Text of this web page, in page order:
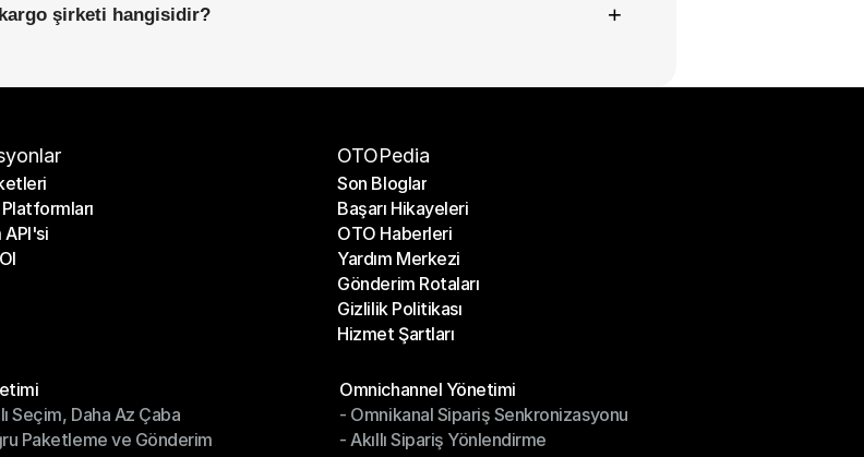
kargo şirketi hangisidir? +
API'si
OTOPedia
Son Bloglar
Son Bloglar
Başarı Hikayeleri
Başarı Hikayeleri
OTO Haberleri
OTO Haberleri
Yardım Merkezi
Yardım Merkezi
Gönderim Rotaları
Gönderim Rotaları
Gizlilik Politikası
Gizlilik Politikası
Hizmet Şartları
Seçim, Daha Az Çaba
Seçim, Daha Az Çaba
Paketleme ve Gönderim
Omnichannel Yönetimi
Omnichannel Yönetimi
- Omnikanal Sipariş Senkronizasyonu
- Omnikanal Sipariş Senkronizasyonu
- Akıllı Sipariş Yönlendirme